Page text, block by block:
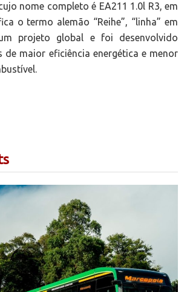
nome completo é EA211 1.0l R3, em
o termo alemão “Reihe”, “linha” em
projeto global e foi desenvolvido
de maior eficiência energética e menor